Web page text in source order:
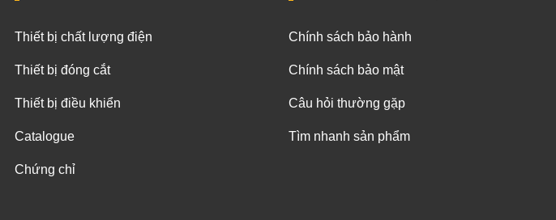
Thiết bị chất lượng điện
Thiết bị đóng cắt
Thiết bị điều khiển
Catalogue
Chứng chỉ
Chính sách bảo hành
Chính sách bảo mật
Câu hỏi thường gặp
Tìm nhanh sản phẩm